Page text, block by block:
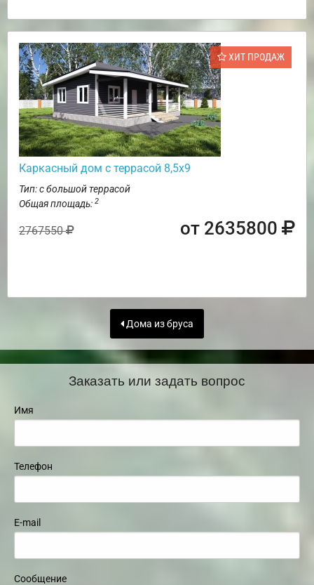
ХИТ ПРОДАЖ
Каркасный дом с террасой 8,5х9
Тип: с большой террасой
Общая площадь: 2
2767550 от 2635800
Дома из бруса
Заказать или задать вопрос
Имя
Телефон
E-mail
Сообщение